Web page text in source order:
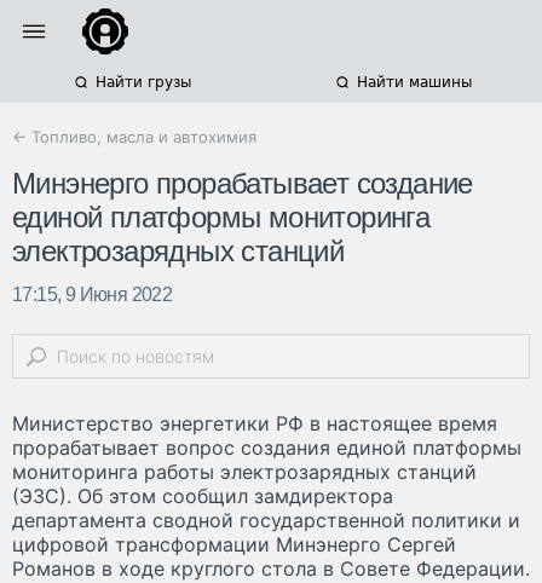
Найти грузы Найти машины
← Топливо, масла и автохимия
Минэнерго прорабатывает создание
единой платформы мониторинга
электрозарядных станций
17:15, 9 Июня 2022
Министерство энергетики РФ в настоящее время
прорабатывает вопрос создания единой платформы
мониторинга работы электрозарядных станций
(ЭЗС). Об этом сообщил замдиректора
департамента сводной государственной политики и
цифровой трансформации Минэнерго Сергей
Романов в ходе круглого стола в Совете Федерации.